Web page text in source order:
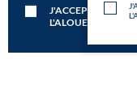
J'ACCEPTE DE
L'ALOUETTE.